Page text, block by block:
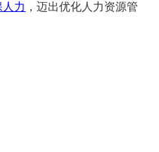
力 ，迈出优化人力资源管